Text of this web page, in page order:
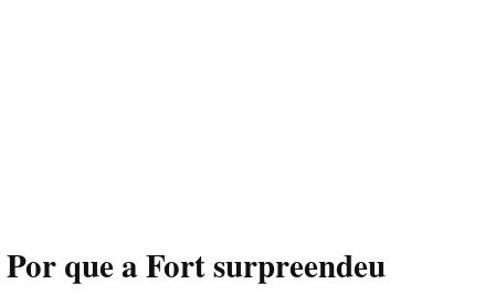
Por que a Fort surpreendeu